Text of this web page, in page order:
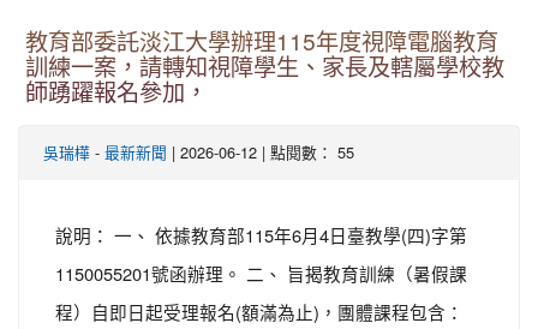
教育部委託淡江大學辦理115年度視障電腦教育
訓練一案，請轉知視障學生、家長及轄屬學校教
師踴躍報名參加，
吳瑞樺 - 最新新聞 | 2026-06-12 | 點閱數： 55
說明： 一、 依據教育部115年6月4日臺教學(四)字第
1150055201號函辦理。 二、 旨揭教育訓練（暑假課
程）自即日起受理報名(額滿為止)，團體課程包含：